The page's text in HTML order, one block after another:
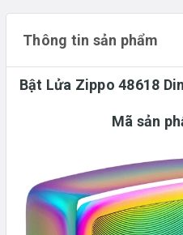
Thông tin sản phẩm
Bật Lửa Zippo 48618
Mã sản